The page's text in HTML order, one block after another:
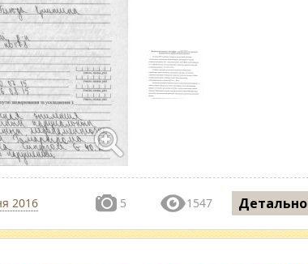
2016 5 1547 Детально